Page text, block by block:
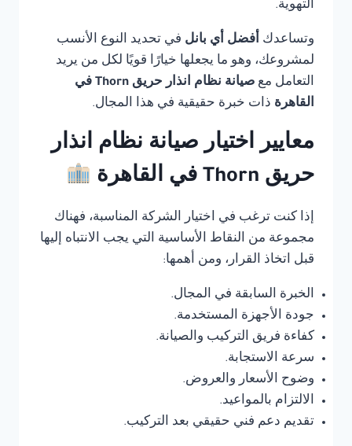
التهوية.
وتساعدك أفضل أي بانل في تحديد النوع الأنسب
لمشروعك، وهو ما يجعلها خيارًا قويًا لكل من يريد
التعامل مع
صيانة نظام انذار حريق Thorn في
القاهرة ذات خبرة حقيقية في هذا المجال.
معايير اختيار صيانة نظام انذار
حريق Thorn في القاهرة
إذا كنت ترغب في اختيار الشركة المناسبة، فهناك
مجموعة من النقاط الأساسية التي يجب الانتباه إليها
قبل اتخاذ القرار، ومن أهمها:
الخبرة السابقة في المجال.
جودة الأجهزة المستخدمة.
كفاءة فريق التركيب والصيانة.
سرعة الاستجابة.
وضوح الأسعار والعروض.
الالتزام بالمواعيد.
تقديم دعم فني حقيقي بعد التركيب.